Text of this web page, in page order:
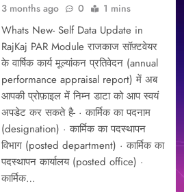
3 months ago
0 1 mins
Whats New- Self Data Update in
RajKaj PAR Module राजकाज सॉफ़्टवेयर
के वार्षिक कार्य मूल्यांकन प्रतिवेदन (annual
performance appraisal report) में अब
आपकी प्रोफ़ाइल में निम्न डाटा को आप स्वयं
अपडेट कर सकते है- · कार्मिक का पदनाम
(designation) · कार्मिक का पदस्थापन
विभाग (posted department) · कार्मिक का
पदस्थापन कार्यालय (posted office) ·
कार्मिक…